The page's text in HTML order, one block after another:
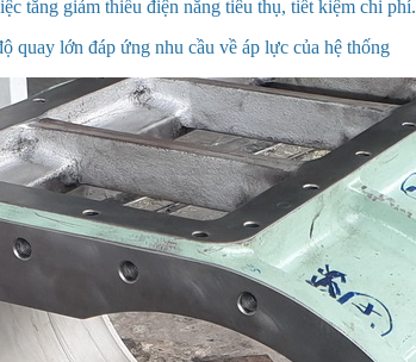
tăng giảm thiểu điện năng tiêu thụ, tiết kiệm chi phí.
quay lớn đáp ứng nhu cầu về áp lực của hệ thống